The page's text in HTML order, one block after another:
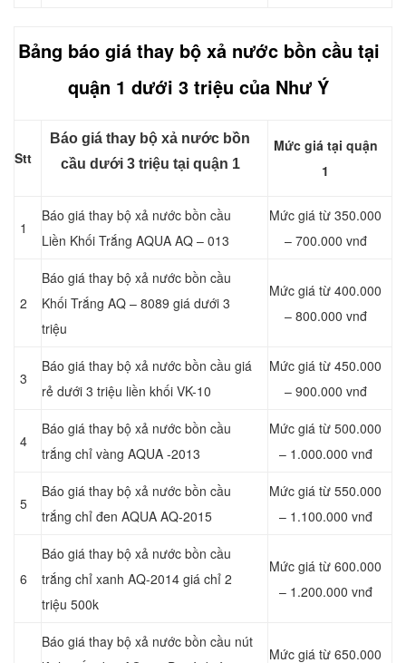
Bảng báo giá thay bộ xả nước bồn cầu tại
quận 1 dưới 3 triệu của Như Ý
Stt
Báo giá thay bộ xả nước bồn
cầu dưới 3 triệu tại quận 1
Mức giá tại quận
1
1
Báo giá thay bộ xả nước bồn cầu
Liền Khối Trắng AQUA AQ – 013
Mức giá từ 350.000
– 700.000 vnđ
2
Báo giá thay bộ xả nước bồn cầu
Khối Trắng AQ – 8089 giá dưới 3
triệu
Mức giá từ 400.000
– 800.000 vnđ
3
Báo giá thay bộ xả nước bồn cầu giá
rẻ dưới 3 triệu liền khối VK-10
Mức giá từ 450.000
– 900.000 vnđ
4
Báo giá thay bộ xả nước bồn cầu
trắng chỉ vàng AQUA -2013
Mức giá từ 500.000
– 1.000.000 vnđ
5
Báo giá thay bộ xả nước bồn cầu
trắng chỉ đen AQUA AQ-2015
Mức giá từ 550.000
– 1.100.000 vnđ
6
Báo giá thay bộ xả nước bồn cầu
trắng chỉ xanh AQ-2014 giá chỉ 2
triệu 500k
Mức giá từ 600.000
– 1.200.000 vnđ
Báo giá thay bộ xả nước bồn cầu nút
Mức giá từ 650.000